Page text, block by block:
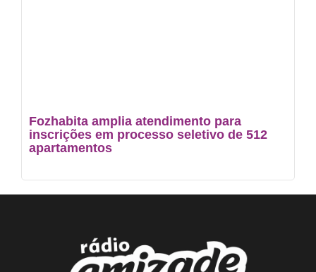
Fozhabita amplia atendimento para
inscrições em processo seletivo de 512
apartamentos